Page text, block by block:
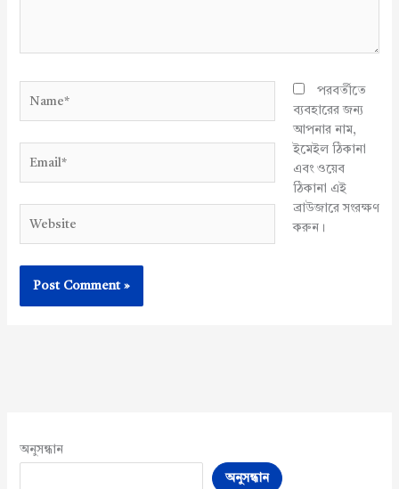
পরবর্তীতে
ব্যবহারের জন্য
আপনার নাম,
ইমেইল ঠিকানা
এবং ওয়েব
ঠিকানা এই
ব্রাউজারে সংরক্ষণ
করুন।
অনুসন্ধান
অনুসন্ধান